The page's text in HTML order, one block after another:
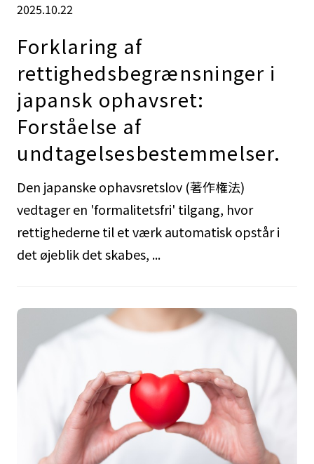
2025.10.22
Forklaring af
rettighedsbegrænsninger i
japansk ophavsret:
Forståelse af
undtagelsesbestemmelser.
Den japanske ophavsretslov (著作権法)
vedtager en 'formalitetsfri' tilgang, hvor
rettighederne til et værk automatisk opstår i
det øjeblik det skabes, ...